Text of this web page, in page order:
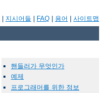
지시어들 FAQ 용어 사이트맵
핸들러가 무엇인가
예제
프로그래머를 위한 정보